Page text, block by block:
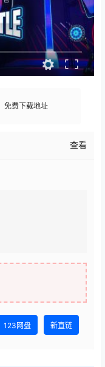
免费下载地址
查看
123网盘 新直链